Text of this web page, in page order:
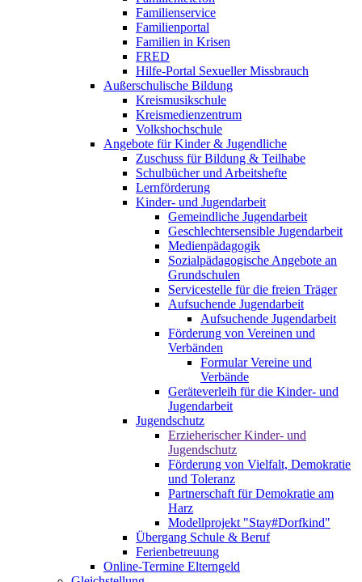
Familienservice
Familienportal
Familien in Krisen
FRED
Hilfe-Portal Sexueller Missbrauch
Außerschulische Bildung
Kreismusikschule
Kreismedienzentrum
Volkshochschule
Angebote für Kinder & Jugendliche
Zuschuss für Bildung & Teilhabe
Schulbücher und Arbeitshefte
Lernförderung
Kinder- und Jugendarbeit
Gemeindliche Jugendarbeit
Geschlechtersensible Jugendarbeit
Medienpädagogik
Sozialpädagogische Angebote an
Grundschulen
Servicestelle für die freien Träger
Aufsuchende Jugendarbeit
Aufsuchende Jugendarbeit
Förderung von Vereinen und
Verbänden
Formular Vereine und
Verbände
Geräteverleih für die Kinder- und
Jugendarbeit
Jugendschutz
Erzieherischer Kinder- und
Jugendschutz
Förderung von Vielfalt, Demokratie
und Toleranz
Partnerschaft für Demokratie am
Harz
Modellprojekt "Stay#Dorfkind"
Übergang Schule & Beruf
Ferienbetreuung
Online-Termine Elterngeld